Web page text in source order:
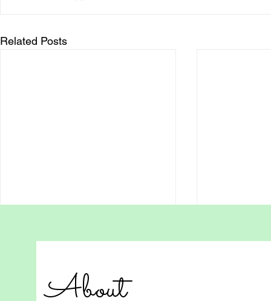
Related Posts
有个叫 Paris 的女孩，在香港读小
学四年级。她聪明、好奇，却在繁
Association
About